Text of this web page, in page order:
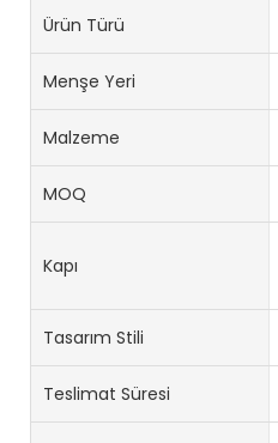
Ürün Türü
Menşe Yeri
Malzeme
MOQ
Kapı
Tasarım Stili
Teslimat Süresi